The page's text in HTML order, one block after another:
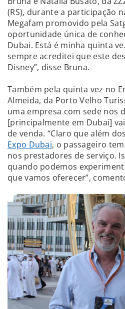
(RS), durante a participação
Megafam promovido pela
oportunidade única de
Dubai. Está é minha quinta
sempre acreditei que este
Disney”, disse Bruna.
Também pela quinta vez no
Almeida, da Porto Velho
uma empresa com sede nos
[principalmente em Dubai]
de venda. “Claro que além
Expo Dubai, o passageiro
nos prestadores de serviço.
quando podemos
que vamos oferecer”,